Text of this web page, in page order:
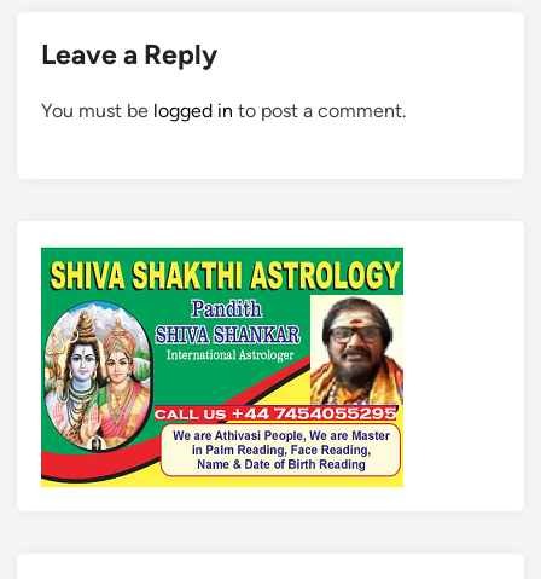
Leave a Reply
You must be logged in to post a comment.